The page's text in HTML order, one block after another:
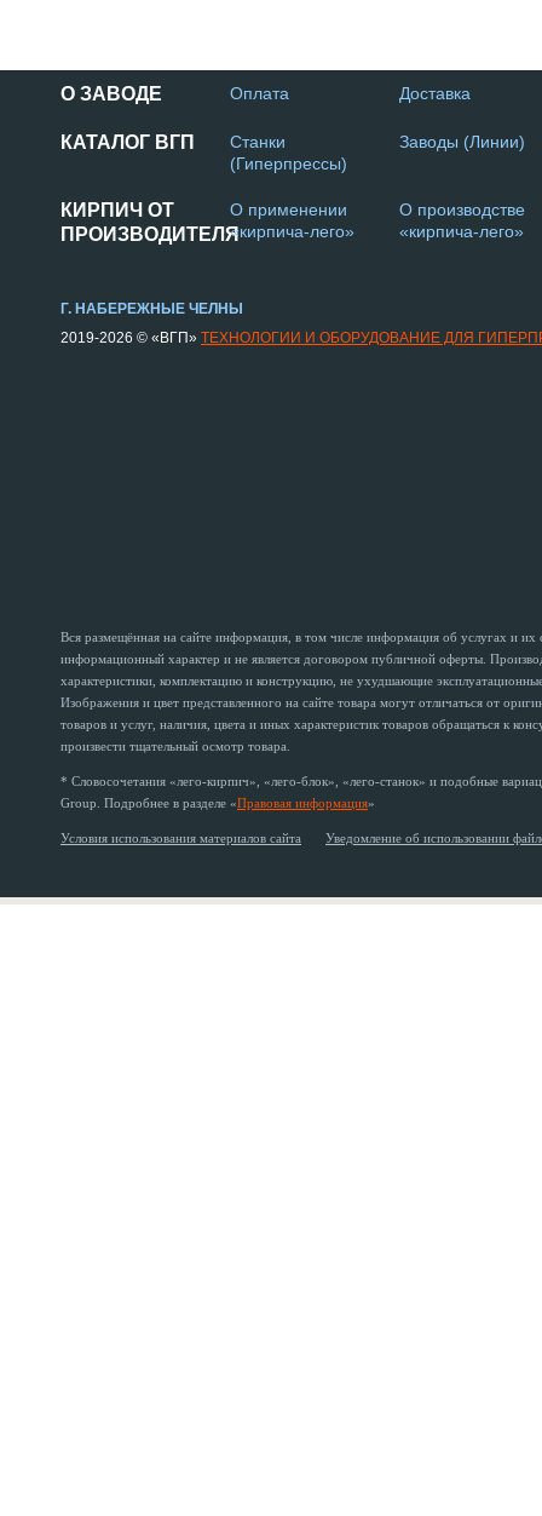
О ЗАВОДЕ Оплата Доставка
КАТАЛОГ ВГП
Станки
(Гиперпрессы)
Заводы (Линии)
КИРПИЧ ОТ
ПРОИЗВОДИТЕЛЯ
О применении
«кирпича-лего»
О производстве
«кирпича-лего»
Г. НАБЕРЕЖНЫЕ ЧЕЛНЫ
2019-2026 © «ВГП» ТЕХНОЛОГИИ И ОБОРУДОВАНИЕ ДЛЯ
Вся размещённая на сайте информация, в том числе информация об услугах и
информационный характер и не является договором публичной оферты.
характеристики, комплектацию и конструкцию, не ухудшающие
Изображения и цвет представленного на сайте товара могут отличаться от
товаров и услуг, наличия, цвета и иных характеристик товаров обращаться к
произвести тщательный осмотр товара.
* Словосочетания «лего-кирпич», «лего-блок», «лего-станок» и подобные
Group. Подробнее в разделе «Правовая информация»
Условия использования материалов сайта Уведомление об использовании